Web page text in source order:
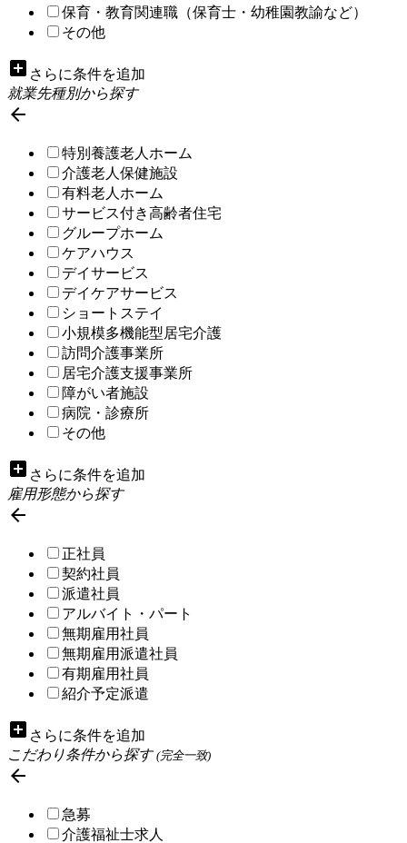
保育・教育関連職（保育士・幼稚園教諭など）
その他
add_box さらに条件を追加
就業先種別から探す

特別養護老人ホーム
介護老人保健施設
有料老人ホーム
サービス付き高齢者住宅
グループホーム
ケアハウス
デイサービス
デイケアサービス
ショートステイ
小規模多機能型居宅介護
訪問介護事業所
居宅介護支援事業所
障がい者施設
病院・診療所
その他
add_box さらに条件を追加
雇用形態から探す

正社員
契約社員
派遣社員
アルバイト・パート
無期雇用社員
無期雇用派遣社員
有期雇用社員
紹介予定派遣
add_box さらに条件を追加
こだわり条件から探す(完全一致)

急募
介護福祉士求人